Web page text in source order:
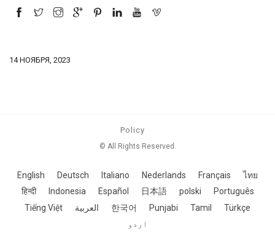
14 НОЯБРЯ, 2023
Policy
© All Rights Reserved.
English Deutsch Italiano Nederlands Français
ไทย
हिन्दी
Indonesia Español 日本語 polski
Português
Tiếng Việt
العربية 한국어 Punjabi Tamil
Türkçe
اردو